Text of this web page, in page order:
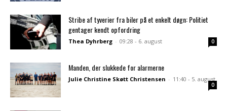
Stribe af tyverier fra biler på et enkelt døgn: Politiet
gentager kendt opfordring
Thea Dyhrberg - 09:28 - 6. august 0
Manden, der slukkede for alarmerne
Julie Christine Skøtt Christensen - 11:40 - 5. august
0